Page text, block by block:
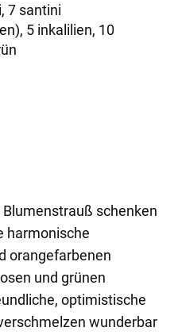
7 santini
5 inkalilien, 10
schenken
harmonische
orangefarbenen
und grünen
optimistische
wunderbar